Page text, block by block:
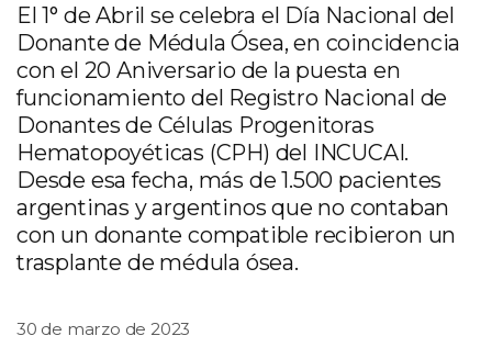
El 1° de Abril se celebra el Día Nacional del
Donante de Médula Ósea, en coincidencia
con el 20 Aniversario de la puesta en
funcionamiento del Registro Nacional de
Donantes de Células Progenitoras
Hematopoyéticas (CPH) del INCUCAI.
Desde esa fecha, más de 1.500 pacientes
argentinas y argentinos que no contaban
con un donante compatible recibieron un
trasplante de médula ósea.
30 de marzo de 2023